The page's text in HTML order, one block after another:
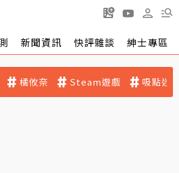
新聞資訊 快評雜談 紳士專區
橘攸奈 Steam遊戲 吸點迷